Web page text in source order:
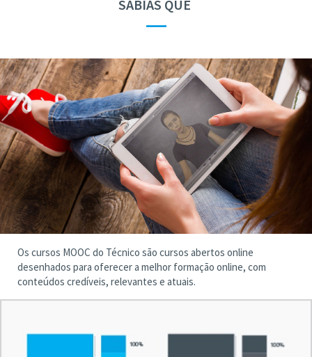
SABIAS QUE
—
Os cursos MOOC do Técnico são cursos abertos online
desenhados para oferecer a melhor formação online, com
conteúdos credíveis, relevantes e atuais.